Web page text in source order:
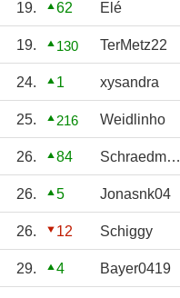
19. 62 Elé
19. 130 TerMetz22
24. 1 xysandra
25. 216 Weidlinho
26. 84 Schraedman
26. 5 Jonasnk04
26. 12 Schiggy
29. 4 Bayer0419